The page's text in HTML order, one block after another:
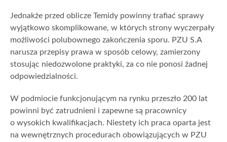
Jednakże przed oblicze Temidy powinny trafiać sprawy
wyjątkowo skomplikowane, w których strony wyczerpały
możliwości polubownego zakończenia sporu. PZU S.A
narusza przepisy prawa w sposób celowy, zamierzony
stosując niedozwolone praktyki, za co nie ponosi żadnej
odpowiedzialności.
W podmiocie funkcjonującym na rynku przeszło 200 lat
powinni być zatrudnieni i zapewne są pracownicy
o wysokich kwalifikacjach. Niestety ich praca oparta jest
na wewnętrznych procedurach obowiązujących w PZU